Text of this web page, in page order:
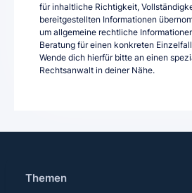
für inhaltliche Richtigkeit,
bereitgestellten Informationen
um allgemeine rechtliche
Beratung für einen konkreten
Wende dich hierfür bitte an einen
Rechtsanwalt in deiner Nähe.
Themen